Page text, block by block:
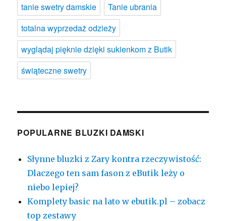
tanie swetry damskie
Tanie ubrania
totalna wyprzedaż odzieży
wyglądaj pięknie dzięki sukienkom z Butik
świąteczne swetry
POPULARNE BLUZKI DAMSKI
Słynne bluzki z Zary kontra rzeczywistość:
Dlaczego ten sam fason z eButik leży o
niebo lepiej?
Komplety basic na lato w ebutik.pl – zobacz
top zestawy